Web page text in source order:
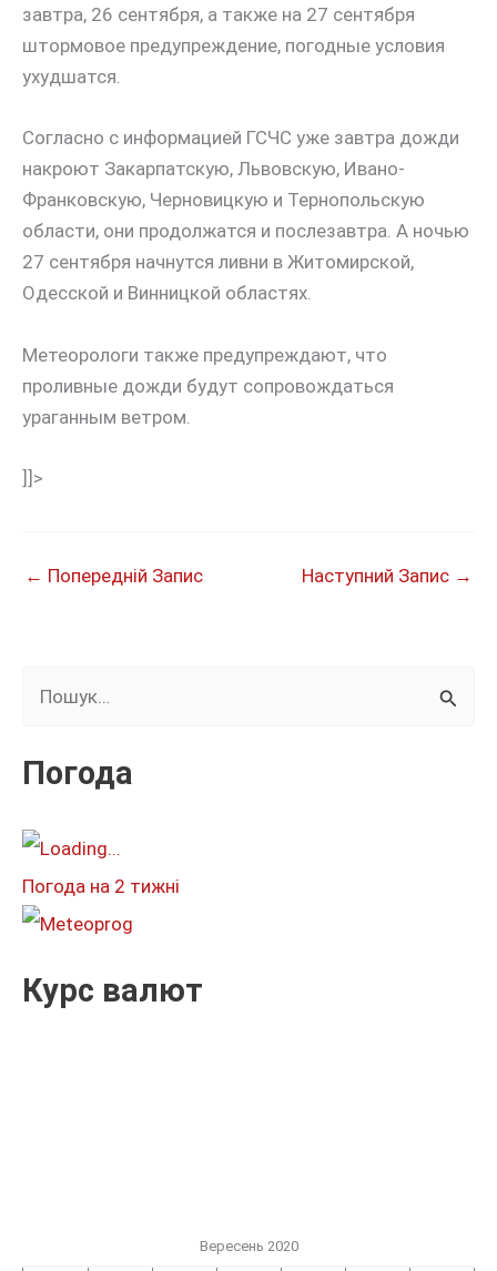
завтра, 26 сентября, а также на 27 сентября
штормовое предупреждение, погодные условия
ухудшатся.
Согласно с информацией ГСЧС уже завтра дожди
накроют Закарпатскую, Львовскую, Ивано-
Франковскую, Черновицкую и Тернопольскую
области, они продолжатся и послезавтра. А ночью
27 сентября начнутся ливни в Житомирской,
Одесской и Винницкой областях.
Метеорологи также предупреждают, что
проливные дожди будут сопровождаться
ураганным ветром.
]]>
← Попередній Запис Наступний Запис →
к
т
:
Погода
Погода на 2 тижні
Курс валют
Вересень 2020